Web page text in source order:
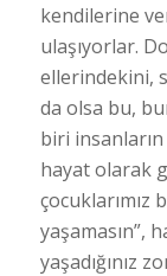
kendilerine
ulaşıyorlar.
ellerindekini,
da olsa bu,
biri
hayat olarak
çocuklarımız
yaşamasın”,
yaşadığınız